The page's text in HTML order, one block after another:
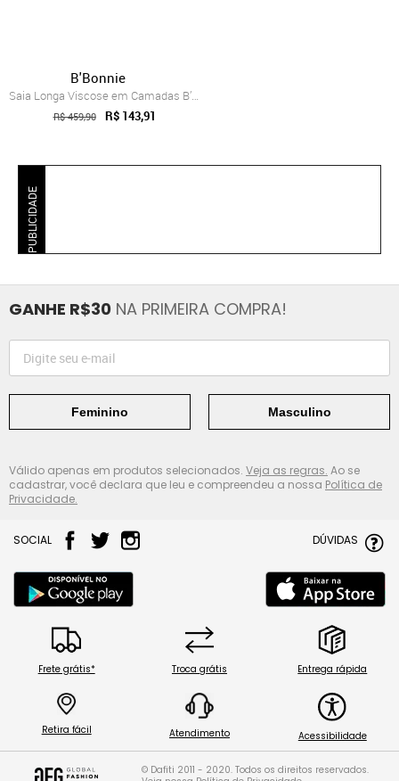
B'Bonnie
Saia Longa Viscose em Camadas B’Bonnie L...
R$ 459,90 R$ 143,91
PUBLICIDADE
GANHE R$30 NA PRIMEIRA COMPRA!
Feminino Masculino
Válido apenas em produtos selecionados. Veja as regras. Ao se
cadastrar, você declara que leu e compreendeu a nossa Política de
Privacidade.
SOCIAL DÚVIDAS
Frete grátis* Troca grátis Entrega rápida
Retira fácil Atendimento Acessibilidade
© Dafiti 2011 - 2020. Todos os direitos reservados.